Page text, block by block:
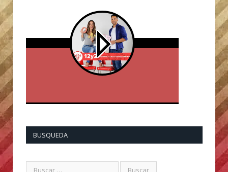
BUSQUEDA